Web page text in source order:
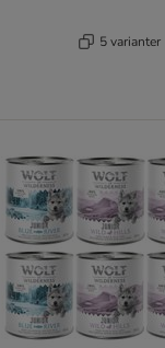
5 varianter